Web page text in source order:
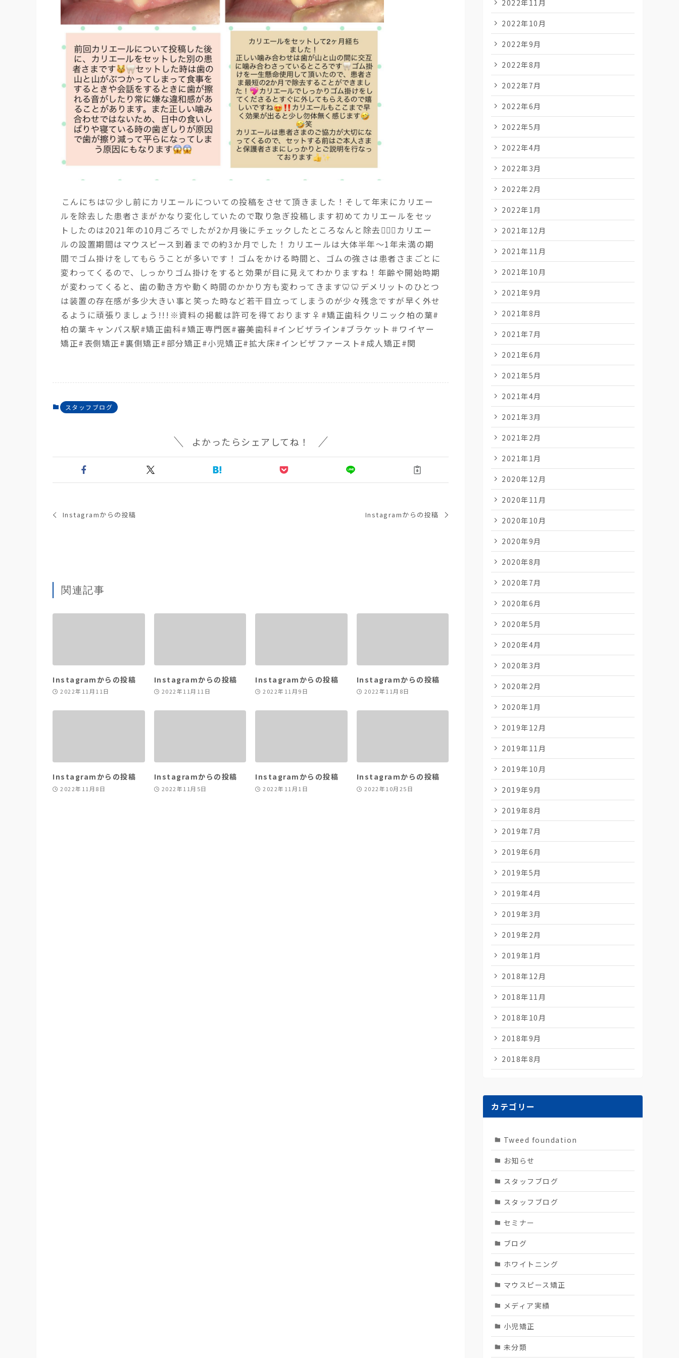
⁡こんにちは🦷⁡少し前にカリエールについての投稿をさせて頂きました！そして年末にカリエー
ルを除去した患者さまがかなり変化していたので取り急ぎ投稿します⁡初めてカリエールをセッ
トしたのは2021年の10月ごろでしたが2か月後にチェックしたところなんと除去へ🏻🏻カリエー
ルの設置期間はマウスピース到着までの約3か月でした！⁡カリエールは大体半年〜1年未満の期
間でゴム掛けをしてもらうことが多いです！⁡ゴムをかける時間と、ゴムの強さは患者さまごとに
変わってくるので、しっかりゴム掛けをすると効果が目に見えてわかりますね！⁡年齢や開始時期
が変わってくると、歯の動き方や動く時間のかかり方も変わってきます🦷🦷⁡デメリットのひとつ
は装置の存在感が多少大きい事と笑った時など若干目立ってしまうのが少々残念ですが早く外せ
るように頑張りましょう!!!⁡※資料の掲載は許可を得ております‍♀️⁡#矯正歯科クリニック柏の葉#
柏の葉キャンパス駅#矯正歯科#矯正専門医#審美歯科#インビザライン#ブラケット＃ワイヤー
矯正#表側矯正#裏側矯正#部分矯正#小児矯正#拡大床#インビザファースト#成人矯正#関
スタッフブログ
よかったらシェアしてね！
Instagramからの投稿 Instagramからの投稿
関連記事
Instagramからの投稿
2022年11月11日
Instagramからの投稿
2022年11月11日
Instagramからの投稿
2022年11月9日
Instagramからの投稿
2022年11月8日
Instagramからの投稿
2022年11月8日
Instagramからの投稿
2022年11月5日
Instagramからの投稿
2022年11月1日
Instagramからの投稿
2022年10月25日
2022年11月
2022年10月
2022年9月
2022年8月
2022年7月
2022年6月
2022年5月
2022年4月
2022年3月
2022年2月
2022年1月
2021年12月
2021年11月
2021年10月
2021年9月
2021年8月
2021年7月
2021年6月
2021年5月
2021年4月
2021年3月
2021年2月
2021年1月
2020年12月
2020年11月
2020年10月
2020年9月
2020年8月
2020年7月
2020年6月
2020年5月
2020年4月
2020年3月
2020年2月
2020年1月
2019年12月
2019年11月
2019年10月
2019年9月
2019年8月
2019年7月
2019年6月
2019年5月
2019年4月
2019年3月
2019年2月
2019年1月
2018年12月
2018年11月
2018年10月
2018年9月
2018年8月
カテゴリー
Tweed foundation
お知らせ
スタッフブログ
スタッフブログ
セミナー
ブログ
ホワイトニング
マウスピース矯正
メディア実績
小児矯正
未分類